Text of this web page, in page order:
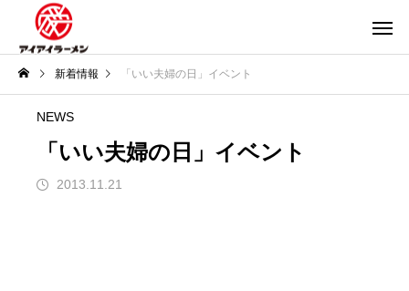
新着情報 「いい夫婦の日」イベント
NEWS
「いい夫婦の日」イベント
2013.11.21